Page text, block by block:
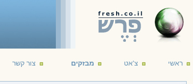
ראשי צ'אט מבזקים צור קשר
16/12/1917 - 19/3/2008